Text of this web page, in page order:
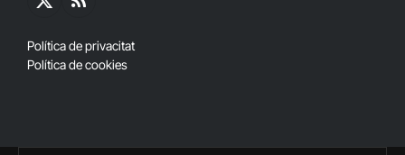
X
RSS
Política de privacitat
Política de cookies